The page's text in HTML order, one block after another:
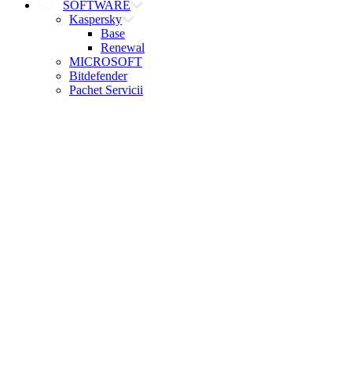
SOFTWARE
Kaspersky
Base
Renewal
MICROSOFT
Bitdefender
Pachet Servicii